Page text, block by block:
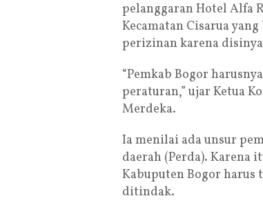
pelanggaran Hotel Alfa
Kecamatan Cisarua
perizinan karena
“Pemkab Bogor
peraturan,” ujar Ketua
Merdeka.
Ia menilai ada unsur
daerah (Perda). Karena
Kabuputen Bogor harus
ditindak.